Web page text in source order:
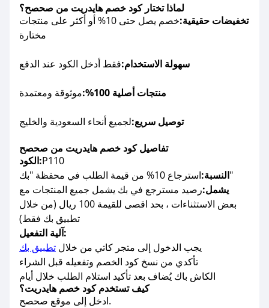
لماذا تختار كود خصم هايدريت من صحصح؟
تخفيضات حقيقية:
خصم يصل حتى 10% أو أكثر على منتجات
مختارة
سهولة الاستخدام:فقط أدخل الكود عند الدفع
منتجات أصلية 100%: موثوقة ومعتمدة
توصيل سريع:لجميع أنحاء السعودية والخليج
تفاصيل كود خصم هايدريت من صحصح
الكود:P110
النسبة:استرجاع 10% من قيمة الطلب في محفظة "بك"
يشمل:رصيد مسترجع في بك يشمل جميع المنتجات مع
بعض الاستثناءات ، بحد اقصى للقيمة 100 ريال (من خلال
تطبيق بك فقط)
آلية التفعيل:
يجب الدخول إلى متجر كاتي من خلال تطبيق بك
تأكدي من نسخ كود الخصم وتفعيله قبل الشراء
الكاش باك يُضاف بعد تأكيد استلام الطلب خلال أيام
كيف تستخدم كود خصم هايدريت؟
ادخل إلى موقع صحصح.